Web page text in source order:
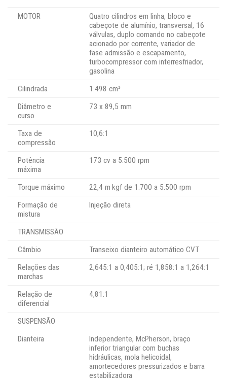
MOTOR
Quatro cilindros em linha, bloco e
cabeçote de alumínio, transversal, 16
válvulas, duplo comando no cabeçote
acionado por corrente, variador de
fase admissão e escapamento,
turbocompressor com interresfriador,
gasolina
Cilindrada
1.498 cm³
Diâmetro e
curso
73 x 89,5 mm
Taxa de
compressão
10,6:1
Potência
máxima
173 cv a 5.500 rpm
Torque máximo
22,4 m·kgf de 1.700 a 5.500 rpm
Formação de
mistura
Injeção direta
TRANSMISSÃO
Câmbio
Transeixo dianteiro automático CVT
Relações das
marchas
2,645:1 a 0,405:1; ré 1,858:1 a 1,264:1
Relação de
diferencial
4,81:1
SUSPENSÃO
Dianteira
Independente, McPherson, braço
inferior triangular com buchas
hidráulicas, mola helicoidal,
amortecedores pressurizados e barra
estabilizadora